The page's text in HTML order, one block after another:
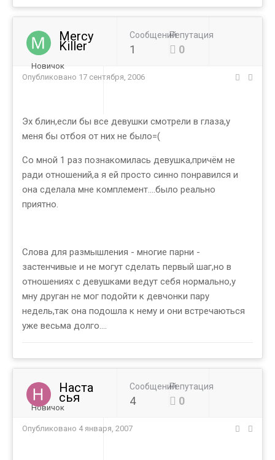
Mercy
Killer
Новичок
Сообщений
1
Репутация
0
Опубликовано 17 сентября, 2006
Эх блин,если бы все девушки смотрели в глаза,у
меня бы отбоя от них не было=(
Со мной 1 раз познакомилась девушка,причём не
ради отношений,а я ей просто синно понравился и
она сделала мне комплемент....было реально
приятно.
Слова для размышления - многие парни -
застенчивые и не могут сделать первый шаг,но в
отношениях с девушками ведут себя нормально,у
мну друган не мог подойти к девчонки пару
недель,так она подошла к нему и они встречаються
уже весьма долго....
Наста
сья
Новичок
Сообщений
4
Репутация
0
Опубликовано 4 января, 2007